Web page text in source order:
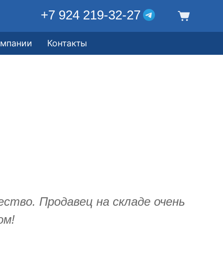
+7 924 219-32-27
Контакты
Продавец на складе очень